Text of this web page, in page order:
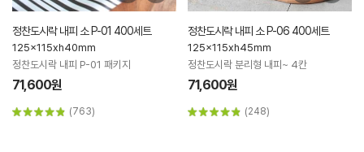
정찬도시락 내피 소 P-01 400세트
125x115xh40mm
정찬도시락 내피 P-01 패키지
71,600원
(763)
정찬도시락 내피 소 P-06 400세트
125x115xh45mm
정찬도시락 분리형 내피~ 4칸
71,600원
(248)